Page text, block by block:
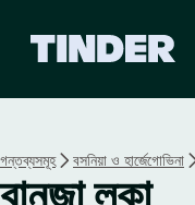
r
গন্তব্যসমূহ বসনিয়া ও হার্জেগোভিনা